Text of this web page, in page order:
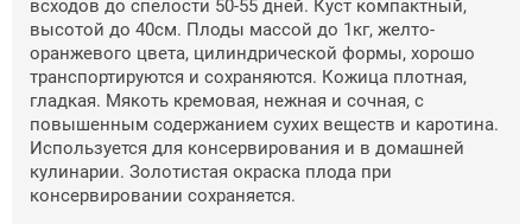
всходов до спелости 50-55 дней. Куст компактный,
высотой до 40см. Плоды массой до 1кг, желто-
оранжевого цвета, цилиндрической формы, хорошо
транспортируются и сохраняются. Кожица плотная,
гладкая. Мякоть кремовая, нежная и сочная, с
повышенным содержанием сухих веществ и каротина.
Используется для консервирования и в домашней
кулинарии. Золотистая окраска плода при
консервировании сохраняется.